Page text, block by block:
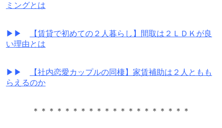
ミングとは
▶▶
【賃貸で初めての２人暮らし】間取は２ＬＤＫが良
い理由とは
▶▶
【社内恋愛カップルの同棲】家賃補助は２人ともも
らえるのか
＊＊＊＊＊＊＊＊＊＊＊＊＊＊＊＊＊＊＊＊